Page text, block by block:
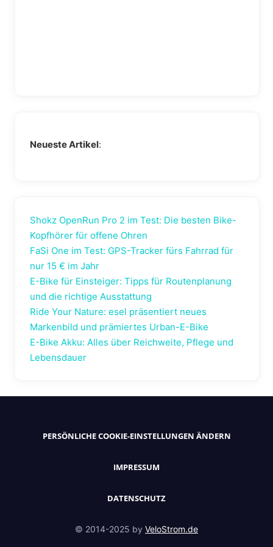
Neueste Artikel:
Shokz OpenRun Pro 2 im Test: Die besten Bike-
Kopfhörer für offene Ohren
FaSi One im Test: GPS-Tracker fürs Fahrrad für
nur 15 € im Jahr
E-Bike für Einsteiger: Tipps für Routenplanung
und die richtige Ausstattung
Ride Your Nature: esel präsentiert neues
Markenbild und prämiertes Urban-E-Bike
E-Bike Akku: Alles über Reichweite, Pflege und
Lebensdauer
PERSÖNLICHE COOKIE-EINSTELLUNGEN ÄNDERN
IMPRESSUM
DATENSCHUTZ
© 2014-2025 by VeloStrom.de